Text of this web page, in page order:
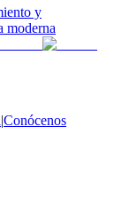
y
moderna
|Conócenos